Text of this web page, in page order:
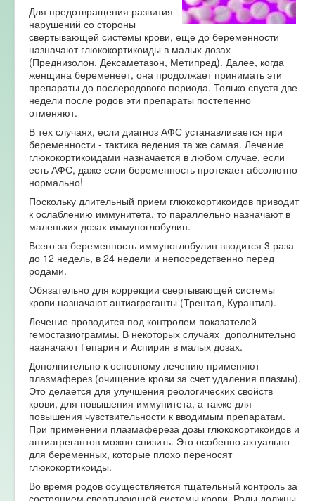
Для предотвращения развития
нарушений со стороны
свертывающей системы крови, еще до беременности
назначают глюкокортикоиды в малых дозах
(Преднизолон, Дексаметазон, Метипред). Далее, когда
женщина беременеет, она продолжает принимать эти
препараты до послеродового периода. Только спустя две
недели после родов эти препараты постепенно
отменяют.
В тех случаях, если диагноз АФС устанавливается при
беременности - тактика ведения та же самая. Лечение
глюкокортикоидами назначается в любом случае, если
есть АФС, даже если беременность протекает абсолютно
нормально!
Поскольку длительный прием глюкокортикоидов приводит
к ослаблению иммунитета, то параллельно назначают в
маленьких дозах иммуноглобулин.
Всего за беременность иммуноглобулин вводится 3 раза -
до 12 недель, в 24 недели и непосредственно перед
родами.
Обязательно для коррекции свертывающей системы
крови назначают антиагреганты (Трентал, Курантил).
Лечение проводится под контролем показателей
гемостазиограммы. В некоторых случаях дополнительно
назначают Гепарин и Аспирин в малых дозах.
Дополнительно к основному лечению применяют
плазмаферез (очищение крови за счет удаления плазмы).
Это делается для улучшения реологических свойств
крови, для повышения иммунитета, а также для
повышения чувствительности к вводимым препаратам.
При применении плазмафереза дозы глюкокортикоидов и
антиагрегантов можно снизить. Это особенно актуально
для беременных, которые плохо переносят
глюкокортикоиды.
Во время родов осуществляется тщательный контроль за
состоянием свертывающей системы крови. Роды должны